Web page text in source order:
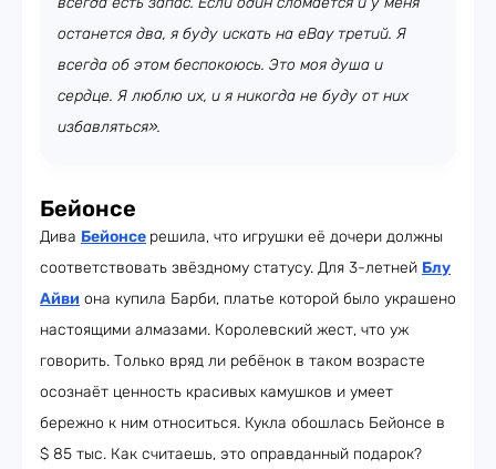
останется два, я буду искать на eBay третий. Я
всегда об этом беспокоюсь. Это моя душа и
сердце. Я люблю их, и я никогда не буду от них
избавляться».
Бейонсе
Дива Бейонсе решила, что игрушки её дочери должны
соответствовать звёздному статусу. Для 3-летней Блу
Айви она купила Барби, платье которой было украшено
настоящими алмазами. Королевский жест, что уж
говорить. Только вряд ли ребёнок в таком возрасте
осознаёт ценность красивых камушков и умеет
бережно к ним относиться. Кукла обошлась Бейонсе в
$ 85 тыс. Как считаешь, это оправданный подарок?